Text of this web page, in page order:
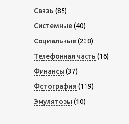
Связь (85)
Системные(40)
Социальные(238)
Телефонная часть (16)
Финансы (37)
Фотография (119)
Эмуляторы (10)